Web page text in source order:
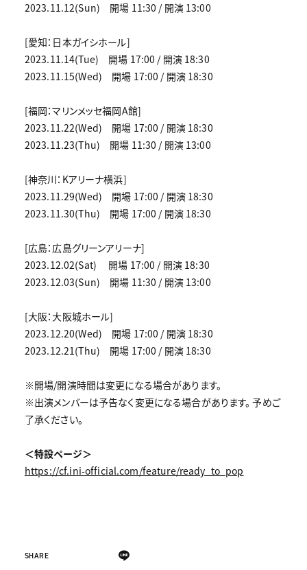
2023.11.12(Sun) 開場 11:30 / 開演 13:00
[愛知：日本ガイシホール]
2023.11.14(Tue) 開場 17:00 / 開演 18:30
2023.11.15(Wed) 開場 17:00 / 開演 18:30
[福岡：マリンメッセ福岡A館]
2023.11.22(Wed) 開場 17:00 / 開演 18:30
2023.11.23(Thu) 開場 11:30 / 開演 13:00
[神奈川：Kアリーナ横浜]
2023.11.29(Wed) 開場 17:00 / 開演 18:30
2023.11.30(Thu) 開場 17:00 / 開演 18:30
[広島：広島グリーンアリーナ]
2023.12.02(Sat) 開場 17:00 / 開演 18:30
2023.12.03(Sun) 開場 11:30 / 開演 13:00
[大阪：大阪城ホール]
2023.12.20(Wed) 開場 17:00 / 開演 18:30
2023.12.21(Thu) 開場 17:00 / 開演 18:30
※開場/開演時間は変更になる場合があります。
※出演メンバーは予告なく変更になる場合があります。 予めご
了承ください。
＜特設ページ＞
https://cf.ini-official.com/feature/ready_to_pop
SHARE